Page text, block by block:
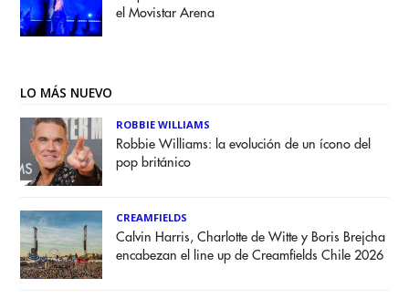
el Movistar Arena
LO MÁS NUEVO
ROBBIE WILLIAMS
Robbie Williams: la evolución de un ícono del
pop británico
CREAMFIELDS
Calvin Harris, Charlotte de Witte y Boris Brejcha
encabezan el line up de Creamfields Chile 2026